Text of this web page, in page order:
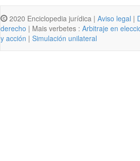
2020 Enciclopedia jurídica | Aviso legal |
derecho | Mais verbetes : Arbitraje en
y acción | Simulación unilateral